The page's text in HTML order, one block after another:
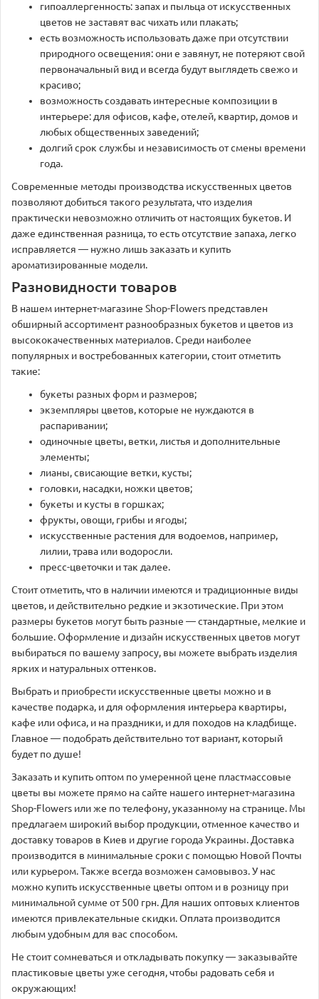
гипоаллергенность: запах и пыльца от искусственных
цветов не заставят вас чихать или плакать;
есть возможность использовать даже при отсутствии
природного освещения: они е завянут, не потеряют свой
первоначальный вид и всегда будут выглядеть свежо и
красиво;
возможность создавать интересные композиции в
интерьере: для офисов, кафе, отелей, квартир, домов и
любых общественных заведений;
долгий срок службы и независимость от смены времени
года.
Современные методы производства искусственных цветов
позволяют добиться такого результата, что изделия
практически невозможно отличить от настоящих букетов. И
даже единственная разница, то есть отсутствие запаха, легко
исправляется — нужно лишь заказать и купить
ароматизированные модели.
Разновидности товаров
В нашем интернет-магазине Shop-Flowers представлен
обширный ассортимент разнообразных букетов и цветов из
высококачественных материалов. Среди наиболее
популярных и востребованных категории, стоит отметить
такие:
букеты разных форм и размеров;
экземпляры цветов, которые не нуждаются в
распаривании;
одиночные цветы, ветки, листья и дополнительные
элементы;
лианы, свисающие ветки, кусты;
головки, насадки, ножки цветов;
букеты и кусты в горшках;
фрукты, овощи, грибы и ягоды;
искусственные растения для водоемов, например,
лилии, трава или водоросли.
пресс-цветочки и так далее.
Стоит отметить, что в наличии имеются и традиционные виды
цветов, и действительно редкие и экзотические. При этом
размеры букетов могут быть разные — стандартные, мелкие и
большие. Оформление и дизайн искусственных цветов могут
выбираться по вашему запросу, вы можете выбрать изделия
ярких и натуральных оттенков.
Выбрать и приобрести искусственные цветы можно и в
качестве подарка, и для оформления интерьера квартиры,
кафе или офиса, и на праздники, и для походов на кладбище.
Главное — подобрать действительно тот вариант, который
будет по душе!
Заказать и купить оптом по умеренной цене пластмассовые
цветы вы можете прямо на сайте нашего интернет-магазина
Shop-Flowers или же по телефону, указанному на странице. Мы
предлагаем широкий выбор продукции, отменное качество и
доставку товаров в Киев и другие города Украины. Доставка
производится в минимальные сроки с помощью Новой Почты
или курьером. Также всегда возможен самовывоз. У нас
можно купить искусственные цветы оптом и в розницу при
минимальной сумме от 500 грн. Для наших оптовых клиентов
имеются привлекательные скидки. Оплата производится
любым удобным для вас способом.
Не стоит сомневаться и откладывать покупку — заказывайте
пластиковые цветы уже сегодня, чтобы радовать себя и
окружающих!